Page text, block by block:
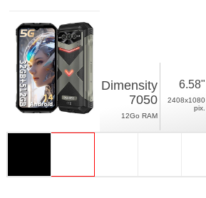
Dimensity
7050
12Go RAM
6.58"
2408x1080
pix.